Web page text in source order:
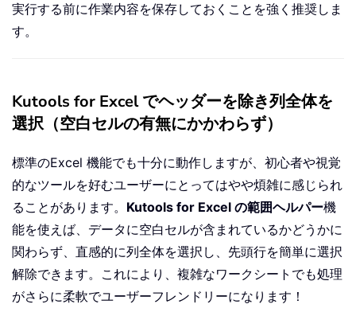
実行する前に作業内容を保存しておくことを強く推奨しま
す。
Kutools for Excel でヘッダーを除き列全体を
選択（空白セルの有無にかかわらず）
標準のExcel 機能でも十分に動作しますが、初心者や視覚
的なツールを好むユーザーにとってはやや煩雑に感じられ
ることがあります。 Kutools for Excel の範囲ヘルパー機
能を使えば、データに空白セルが含まれているかどうかに
関わらず、直感的に列全体を選択し、先頭行を簡単に選択
解除できます。これにより、複雑なワークシートでも処理
がさらに柔軟でユーザーフレンドリーになります！